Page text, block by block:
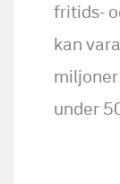
fritids-
kan
under